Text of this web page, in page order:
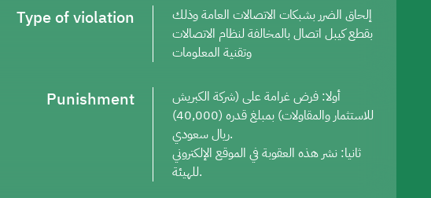
Type of violation
إلحاق الضرر بشبكات الاتصالات العامة وذلك
بقطع كيبل اتصال بالمخالفة لنظام الاتصالات
وتقنية المعلومات
Punishment
أولا: فرض غرامة على (شركة الكبريش
للاستثمار والمقاولات) بمبلغ قدره (40,000)
ريال سعودي.
ثانيا: نشر هذه العقوبة في الموقع الإلكتروني
للهيئة.